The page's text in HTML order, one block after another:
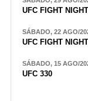
UFC FIGHT
SÁBADO, 22 AGO/
UFC FIGHT
SÁBADO, 15 AGO/
UFC 330